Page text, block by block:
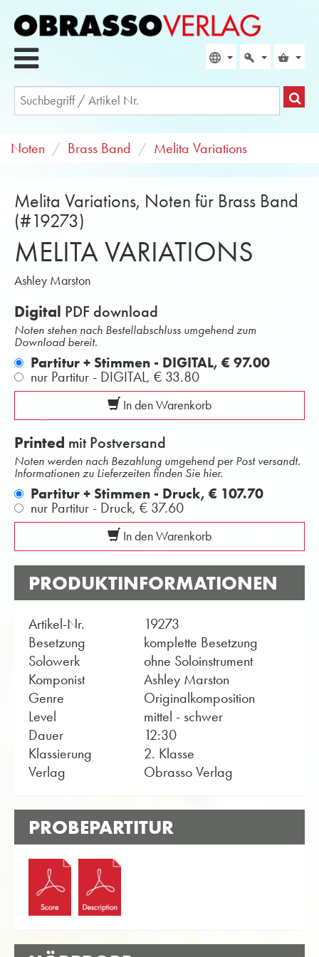
Noten Brass Band Melita Variations
Melita Variations, Noten für Brass Band
(#19273)
MELITA VARIATIONS
Ashley Marston
Digital PDF download
Noten stehen nach Bestellabschluss umgehend zum
Download bereit.
Partitur + Stimmen - DIGITAL,€ 97.00
nur Partitur - DIGITAL, € 33.80
In den Warenkorb
Printed mit Postversand
Noten werden nach Bezahlung umgehend per Post versandt.
Informationen zu Lieferzeiten finden Sie hier.
Partitur + Stimmen - Druck,€ 107.70
nur Partitur - Druck, € 37.60
In den Warenkorb
PRODUKTINFORMATIONEN
Artikel-Nr.
19273
Besetzung
komplette Besetzung
Solowerk
ohne Soloinstrument
Komponist
Ashley Marston
Genre
Originalkomposition
Level
mittel - schwer
Dauer
12:30
Klassierung
2. Klasse
Verlag
Obrasso Verlag
PROBEPARTITUR